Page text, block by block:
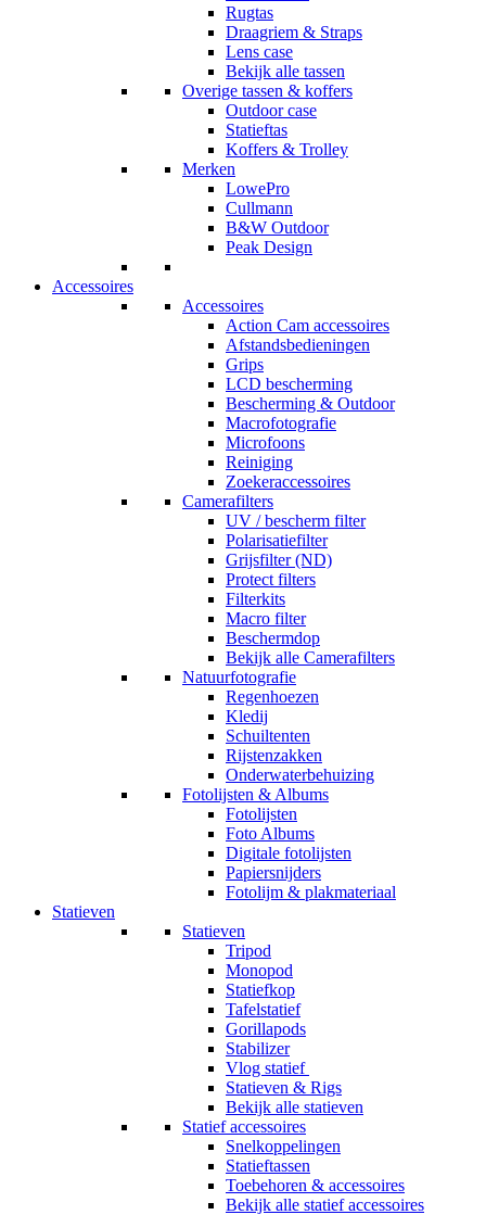
Rugtas
Draagriem & Straps
Lens case
Bekijk alle tassen
Overige tassen & koffers
Outdoor case
Statieftas
Koffers & Trolley
Merken
LowePro
Cullmann
B&W Outdoor
Peak Design
Accessoires
Accessoires
Action Cam accessoires
Afstandsbedieningen
Grips
LCD bescherming
Bescherming & Outdoor
Macrofotografie
Microfoons
Reiniging
Zoekeraccessoires
Camerafilters
UV / bescherm filter
Polarisatiefilter
Grijsfilter (ND)
Protect filters
Filterkits
Macro filter
Beschermdop
Bekijk alle Camerafilters
Natuurfotografie
Regenhoezen
Kledij
Schuiltenten
Rijstenzakken
Onderwaterbehuizing
Fotolijsten & Albums
Fotolijsten
Foto Albums
Digitale fotolijsten
Papiersnijders
Fotolijm & plakmateriaal
Statieven
Statieven
Tripod
Monopod
Statiefkop
Tafelstatief
Gorillapods
Stabilizer
Vlog statief
Statieven & Rigs
Bekijk alle statieven
Statief accessoires
Snelkoppelingen
Statieftassen
Toebehoren & accessoires
Bekijk alle statief accessoires